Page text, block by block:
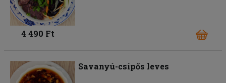
4 490 Ft
Savanyú-csípős leves